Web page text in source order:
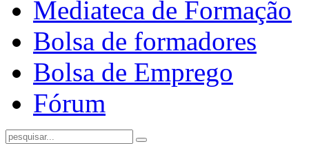
Mediateca de Formação
Bolsa de formadores
Bolsa de Emprego
Fórum